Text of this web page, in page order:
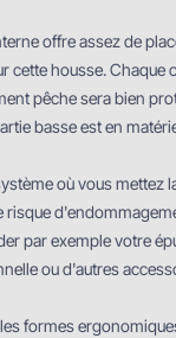
offre assez de
cette housse.
pêche sera bien
basse est en
où vous
risque
par exemple votre
ou d'autres
formes